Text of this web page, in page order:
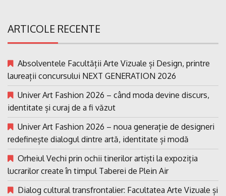
ARTICOLE RECENTE
Absolventele Facultății Arte Vizuale și Design, printre
laureații concursului NEXT GENERATION 2026
Univer Art Fashion 2026 – când moda devine discurs,
identitate și curaj de a fi văzut
Univer Art Fashion 2026 – noua generație de designeri
redefinește dialogul dintre artă, identitate și modă
Orheiul Vechi prin ochii tinerilor artiști la expoziția
lucrarilor create în timpul Taberei de Plein Air
Dialog cultural transfrontalier: Facultatea Arte Vizuale și